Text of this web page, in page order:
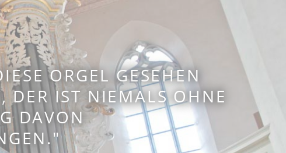
ORGEL GESEHEN
DER IST NIEMALS OHNE
DAVON